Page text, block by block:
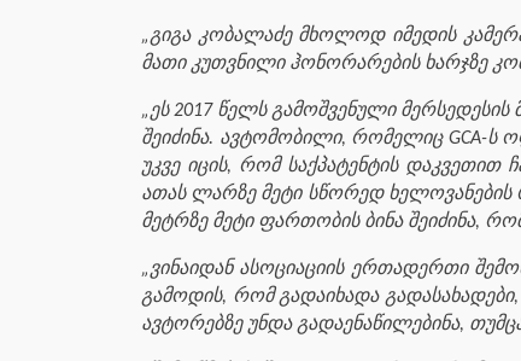
„გიგა კობალაძე მხოლოდ იმედის
მათი კუთვნილი ჰონორარების ხარჯზე
„ეს 2017 წელს გამოშვენული
შეიძინა. ავტომობილი, რომელიც GCA-ს
უკვე იცის, რომ საქპატენტის
ათას ლარზე მეტი სწორედ ხელოვანების
მეტრზე მეტი ფართობის ბინა შეიძინა,
„ვინაიდან ასოციაციის ერთადერთი
გამოდის, რომ გადაიხადა
ავტორებზე უნდა გადაენაწილებინა,